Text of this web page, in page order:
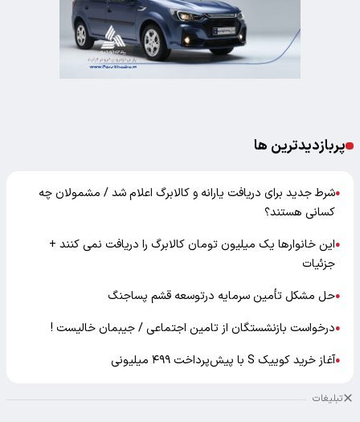
پربازدیدترین ها
●شرط جدید برای دریافت یارانه و کالابرگ اعلام شد / مشمولان چه
کسانی هستند؟
●این خانوارها یک میلیون تومان کالابرگ را دریافت نمی‌ کنند +
جزئیات
●حل مشکل تأمین سرمایه درتوسعه قشم پساجنگ
●درخواست بازنشستگان از تامین اجتماعی / جیبمان خالیست !
●آغاز خرید کوییک S با پیش‌پرداخت ۴۹۹ میلیونی
تبلیغات